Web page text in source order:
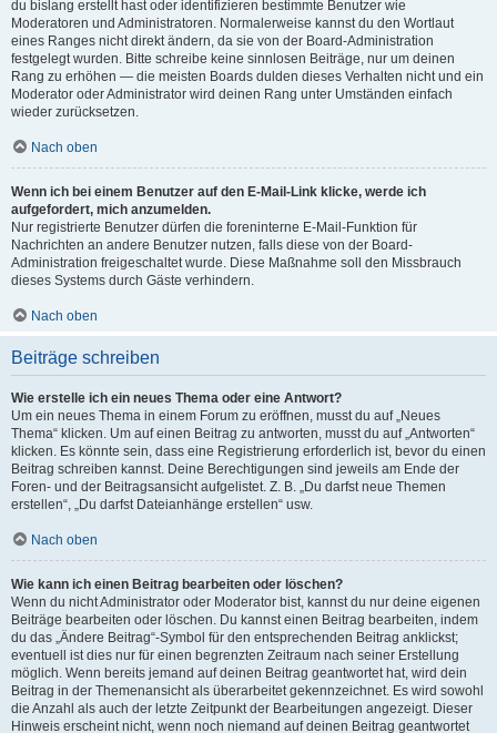
du bislang erstellt hast oder identifizieren bestimmte Benutzer wie
Moderatoren und Administratoren. Normalerweise kannst du den Wortlaut
eines Ranges nicht direkt ändern, da sie von der Board-Administration
festgelegt wurden. Bitte schreibe keine sinnlosen Beiträge, nur um deinen
Rang zu erhöhen — die meisten Boards dulden dieses Verhalten nicht und ein
Moderator oder Administrator wird deinen Rang unter Umständen einfach
wieder zurücksetzen.
Nach oben
Wenn ich bei einem Benutzer auf den E-Mail-Link klicke, werde ich
aufgefordert, mich anzumelden.
Nur registrierte Benutzer dürfen die foreninterne E-Mail-Funktion für
Nachrichten an andere Benutzer nutzen, falls diese von der Board-
Administration freigeschaltet wurde. Diese Maßnahme soll den Missbrauch
dieses Systems durch Gäste verhindern.
Nach oben
Beiträge schreiben
Wie erstelle ich ein neues Thema oder eine Antwort?
Um ein neues Thema in einem Forum zu eröffnen, musst du auf „Neues
Thema“ klicken. Um auf einen Beitrag zu antworten, musst du auf „Antworten“
klicken. Es könnte sein, dass eine Registrierung erforderlich ist, bevor du einen
Beitrag schreiben kannst. Deine Berechtigungen sind jeweils am Ende der
Foren- und der Beitragsansicht aufgelistet. Z. B. „Du darfst neue Themen
erstellen“, „Du darfst Dateianhänge erstellen“ usw.
Nach oben
Wie kann ich einen Beitrag bearbeiten oder löschen?
Wenn du nicht Administrator oder Moderator bist, kannst du nur deine eigenen
Beiträge bearbeiten oder löschen. Du kannst einen Beitrag bearbeiten, indem
du das „Ändere Beitrag“-Symbol für den entsprechenden Beitrag anklickst;
eventuell ist dies nur für einen begrenzten Zeitraum nach seiner Erstellung
möglich. Wenn bereits jemand auf deinen Beitrag geantwortet hat, wird dein
Beitrag in der Themenansicht als überarbeitet gekennzeichnet. Es wird sowohl
die Anzahl als auch der letzte Zeitpunkt der Bearbeitungen angezeigt. Dieser
Hinweis erscheint nicht, wenn noch niemand auf deinen Beitrag geantwortet